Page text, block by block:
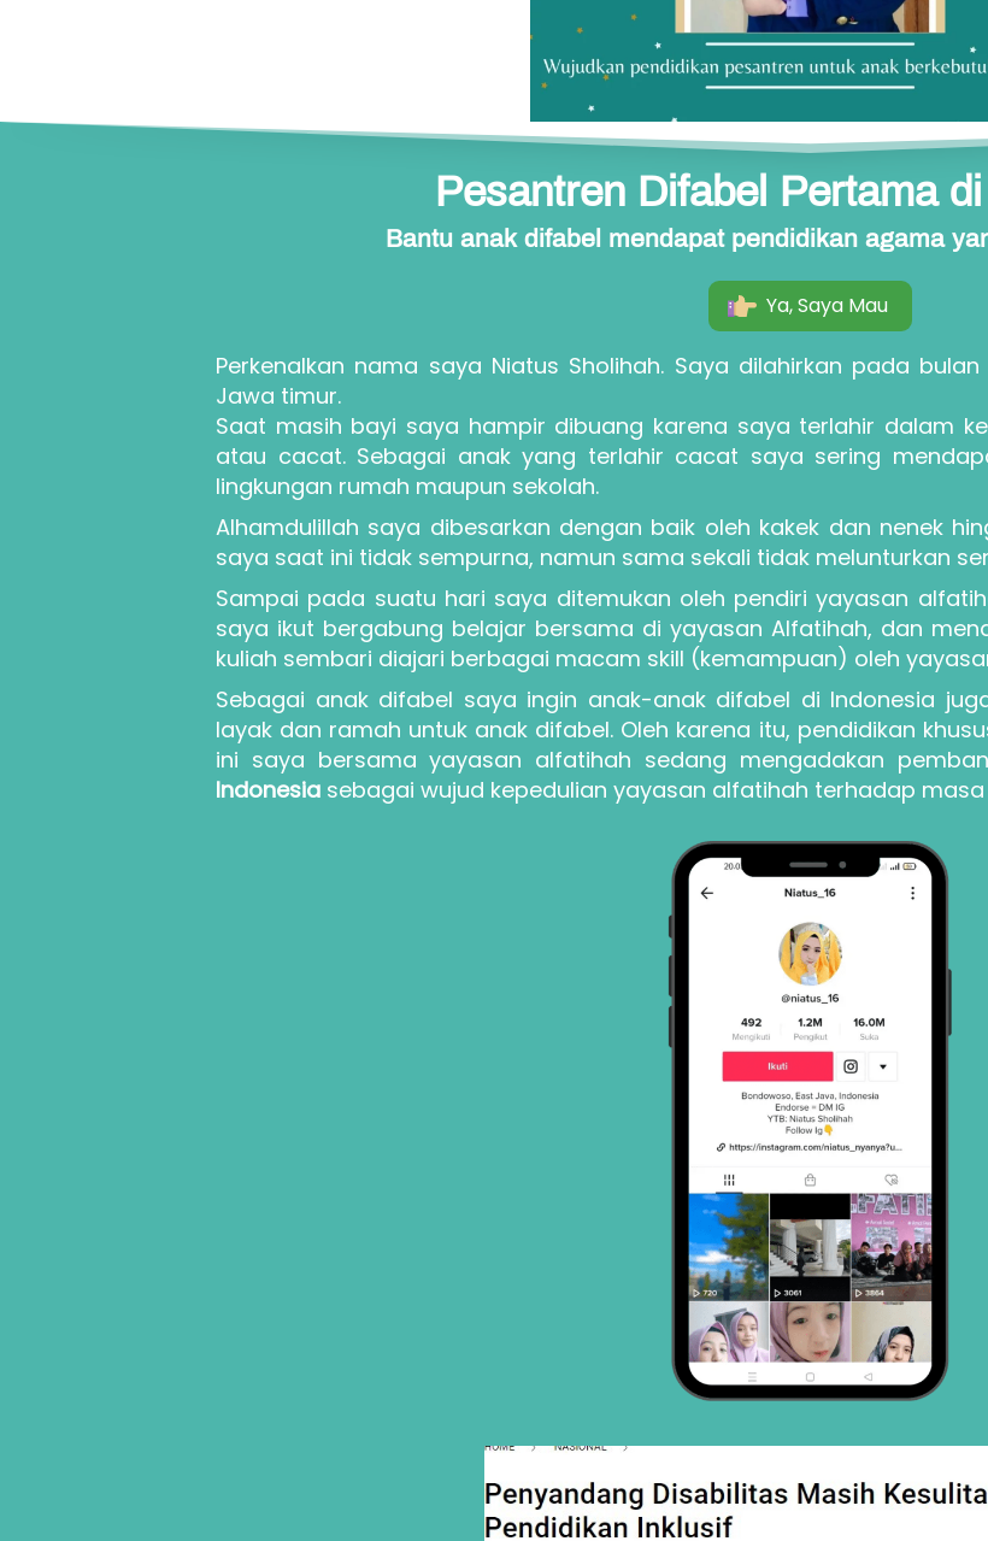
Pesantren Difabel Pertama
Bantu anak difabel mendapat pendidikan agama
` Ya, Saya Mau
Perkenalkan nama saya Niatus Sholihah. Saya dilahirkan pada
Jawa timur.
Saat masih bayi saya hampir dibuang karena saya terlahir dalam
atau cacat. Sebagai anak yang terlahir cacat saya sering
lingkungan rumah maupun sekolah.
Alhamdulillah saya dibesarkan dengan baik oleh kakek dan nenek
saya saat ini tidak sempurna, namun sama sekali tidak melunturkan
Sampai pada suatu hari saya ditemukan oleh pendiri yayasan
saya ikut bergabung belajar bersama di yayasan Alfatihah, dan
kuliah sembari diajari berbagai macam skill (kemampuan) oleh
Sebagai anak difabel saya ingin anak-anak difabel di Indonesia
layak dan ramah untuk anak difabel. Oleh karena itu, pendidikan
ini saya bersama yayasan alfatihah sedang mengadakan
Indonesia sebagai wujud kepedulian yayasan alfatihah terhadap